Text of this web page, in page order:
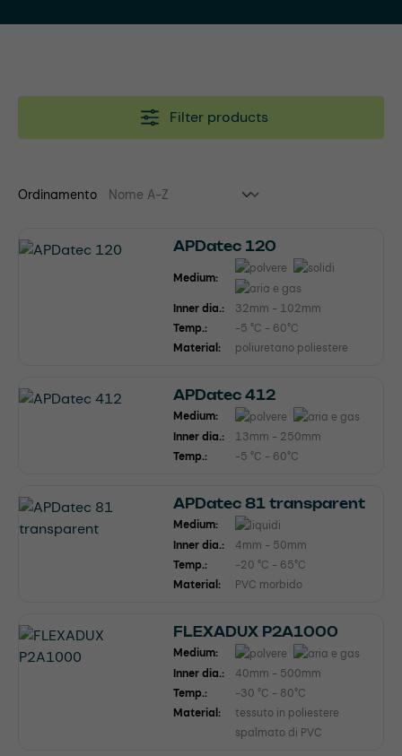
Filter products
Ordinamento
APDatec 120
Medium:
Inner dia.:
32mm - 102mm
Temp.:
-5 °C - 60°C
Material:
poliuretano poliestere
APDatec 412
Medium:
Inner dia.:
13mm - 250mm
Temp.:
-5 °C - 60°C
APDatec 81 transparent
Medium:
Inner dia.:
4mm - 50mm
Temp.:
-20 °C - 65°C
Material:
PVC morbido
FLEXADUX P2A1000
Medium:
Inner dia.:
40mm - 500mm
Temp.:
-30 °C - 80°C
Material:
tessuto in poliestere
spalmato di PVC